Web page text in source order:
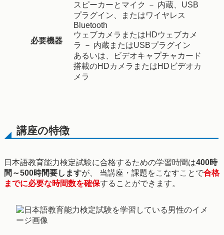
必要機器
スピーカーとマイク － 内蔵、USB
プラグイン、またはワイヤレス
Bluetooth​
ウェブカメラまたはHDウェブカメ
ラ － 内蔵またはUSBプラグイン​
あるいは、ビデオキャプチャカード
搭載のHDカメラまたはHDビデオカ
メラ
講座の特徴
日本語教育能力検定試験に合格するための学習時間は400時
間～500時間要しますが、 当講座・課題をこなすことで合格
までに必要な時間数を確保することができます。